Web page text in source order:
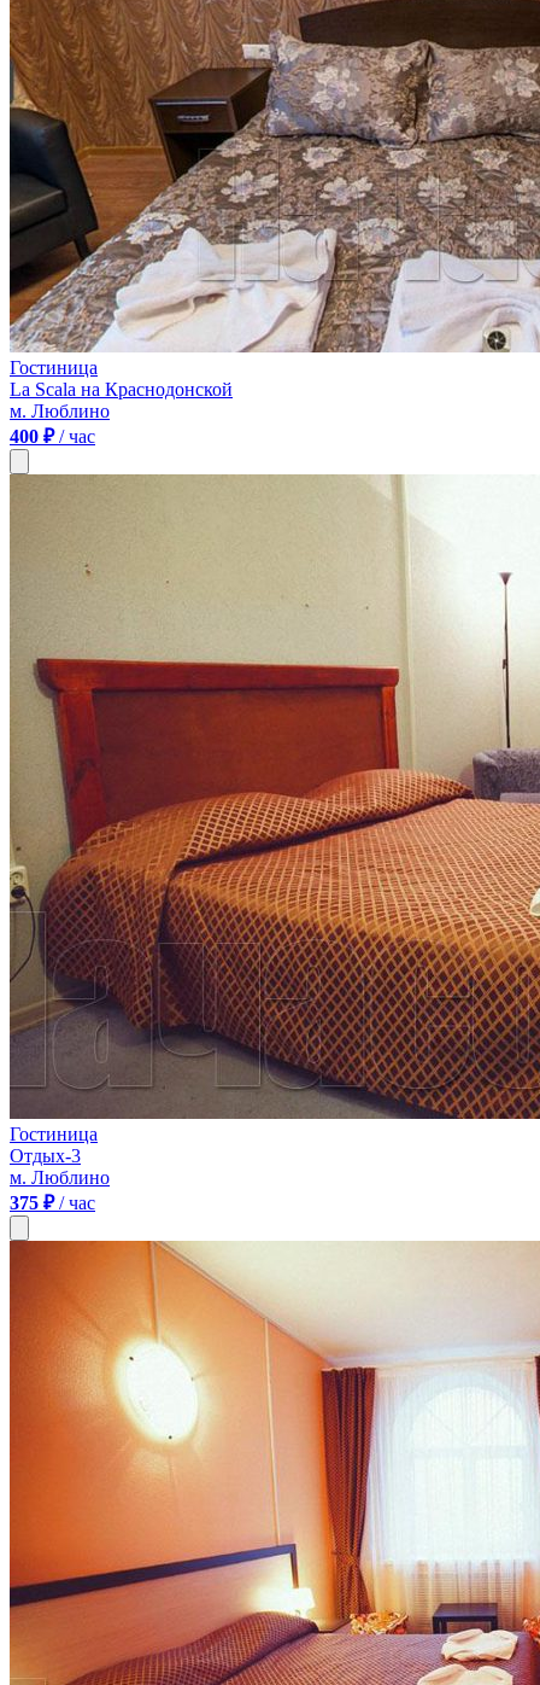
Гостиница
La Scala на Краснодонской
м. Люблино
400 ₽/ час
Гостиница
Отдых-3
м. Люблино
375 ₽/ час